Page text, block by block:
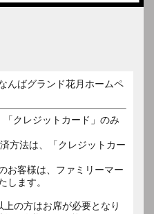
んばグランド花月ホームペ
クレジットカード」のみ
方法は、「クレジットカー
お客様は、ファミリーマー
します。
の方はお席が必要となり